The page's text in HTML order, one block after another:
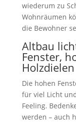
wiederum zu
Wohnräumen
die Bewohner
Altbau
Fenster,
Holzdielen
Die hohen
für viel Licht
Feeling.
werden – auch